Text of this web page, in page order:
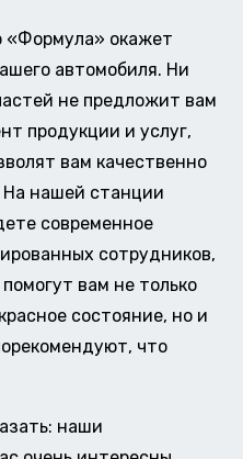
«Формула» окажет
автомобиля. Ни
не предложит вам
продукции и услуг,
вам качественно
На нашей станции
современное
сотрудников,
вам не только
состояние, но и
что
наши